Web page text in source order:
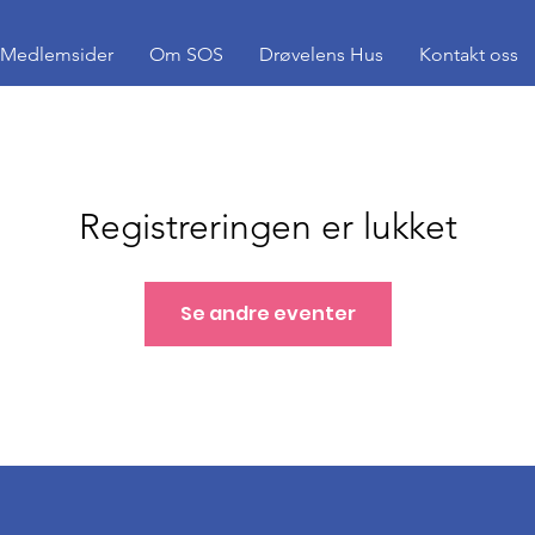
Medlemsider Om SOS Drøvelens Hus Kontakt oss
Registreringen er lukket
Se andre eventer